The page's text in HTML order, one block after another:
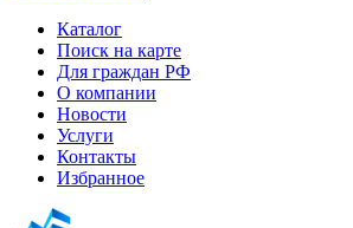
Каталог
Поиск на карте
Для граждан РФ
О компании
Новости
Услуги
Контакты
Избранное